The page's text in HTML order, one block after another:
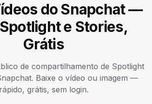
do Snapchat —
e Stories,
Grátis
de compartilhamento de Spotlight
Baixe o vídeo ou imagem —
rápido, grátis, sem login.